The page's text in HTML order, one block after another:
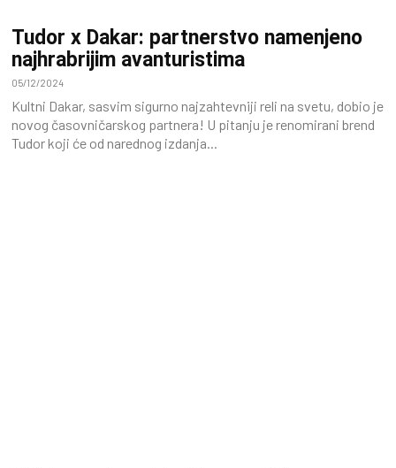
Tudor x Dakar: partnerstvo namenjeno
najhrabrijim avanturistima
05/12/2024
Kultni Dakar, sasvim sigurno najzahtevniji reli na svetu, dobio je
novog časovničarskog partnera! U pitanju je renomirani brend
Tudor koji će od narednog izdanja...